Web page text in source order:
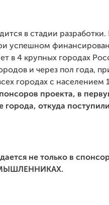
в стадии
успешном
в 4 крупных городах
и через пол года,
городах с населением
проекта, в
города, откуда
не только в